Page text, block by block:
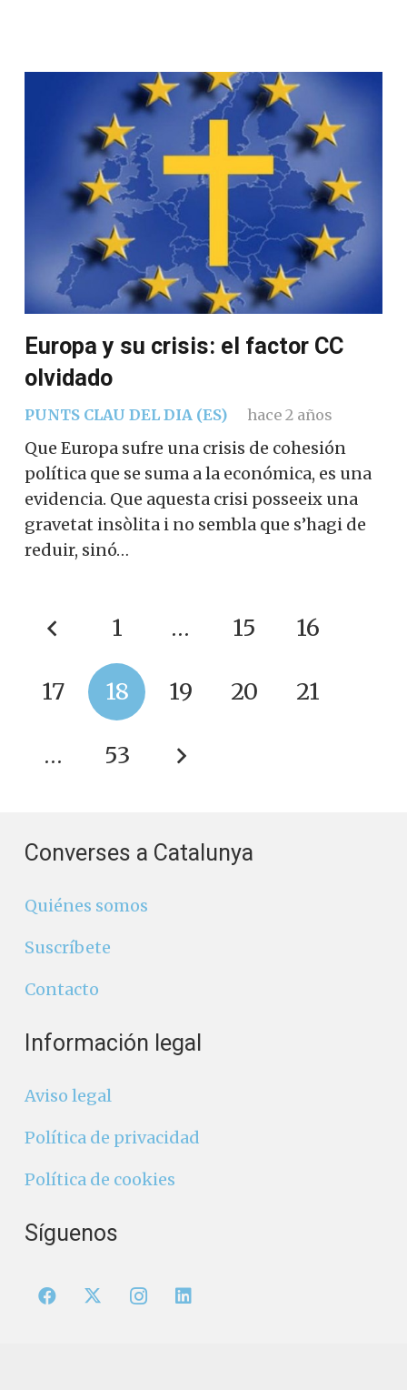
Europa y su crisis: el factor CC
olvidado
PUNTS CLAU DEL DIA (ES) hace 2 años
Que Europa sufre una crisis de cohesión
política que se suma a la económica, es una
evidencia. Que aquesta crisi posseeix una
gravetat insòlita i no sembla que s’hagi de
reduir, sinó…
1 … 15 16
17 18 19 20 21
… 53
Converses a Catalunya
Quiénes somos
Suscríbete
Contacto
Información legal
Aviso legal
Política de privacidad
Política de cookies
Síguenos